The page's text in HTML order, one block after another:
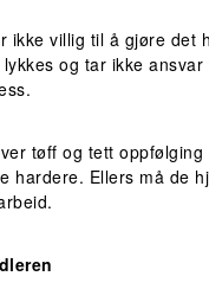
ikke villig til å gjøre det
og tar ikke ansvar
tøff og tett
hardere. Ellers må de